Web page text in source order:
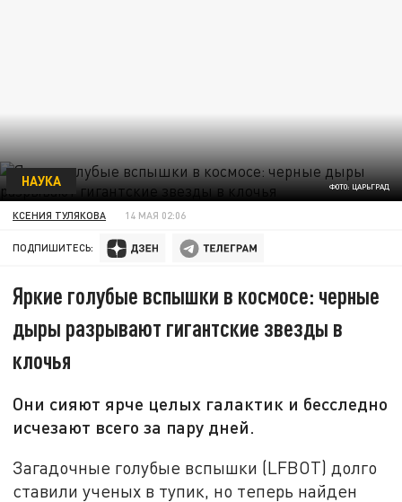
ФОТО: ЦАРЬГРАД
НАУКА
КСЕНИЯ ТУЛЯКОВА 14 МАЯ 02:06
ПОДПИШИТЕСЬ:
Яркие голубые вспышки в космосе: черные
дыры разрывают гигантские звезды в
клочья
Они сияют ярче целых галактик и бесследно
исчезают всего за пару дней.
Загадочные голубые вспышки (LFBOT) долго
ставили ученых в тупик, но теперь найден